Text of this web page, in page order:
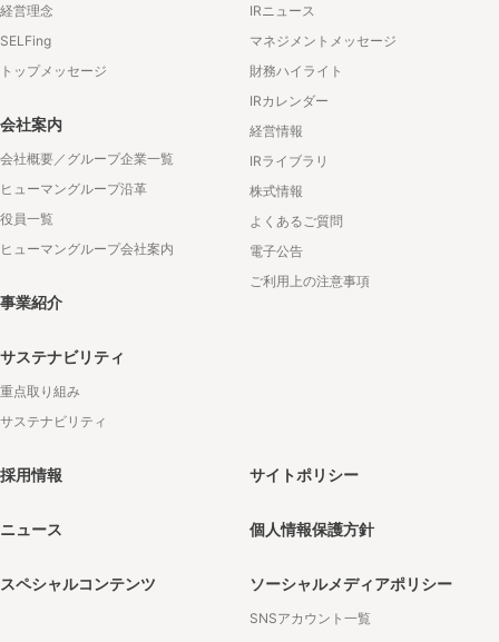
経営理念
SELFing
トップメッセージ
会社案内
会社概要／グループ企業一覧
ヒューマングループ沿革
役員一覧
ヒューマングループ会社案内
事業紹介
サステナビリティ
重点取り組み
サステナビリティ
IRニュース
マネジメントメッセージ
財務ハイライト
IRカレンダー
経営情報
IRライブラリ
株式情報
よくあるご質問
電子公告
ご利用上の注意事項
採用情報
ニュース
スペシャルコンテンツ
サイトポリシー
個人情報保護方針
ソーシャルメディアポリシー
SNSアカウント一覧